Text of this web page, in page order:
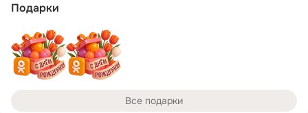
Подарки
Все подарки